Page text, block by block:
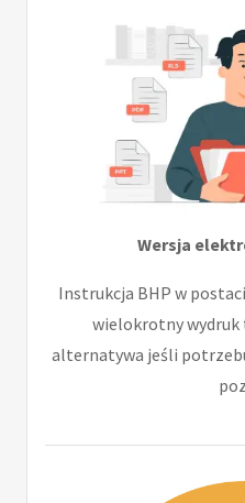
Wersja
Instrukcja BHP w
wielokrotny wydruk
alternatywa jeśli